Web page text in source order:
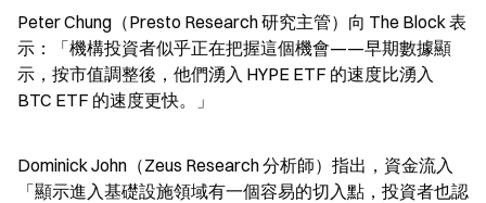
Peter Chung（Presto Research 研究主管）向 The Block 表
示：「機構投資者似乎正在把握這個機會——早期數據顯
示，按市值調整後，他們湧入 HYPE ETF 的速度比湧入
BTC ETF 的速度更快。」
Dominick John（Zeus Research 分析師）指出，資金流入
「顯示進入基礎設施領域有一個容易的切入點，投資者也認